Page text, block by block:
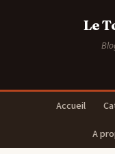
Le
Accueil
A